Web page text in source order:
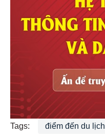
Tags: điểm đến du lịch